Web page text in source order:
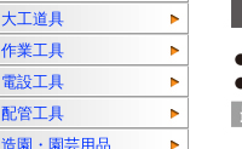
大工道具
作業工具
電設工具
配管工具
造園・園芸用品